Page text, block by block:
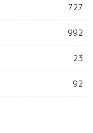
727
992
23
92